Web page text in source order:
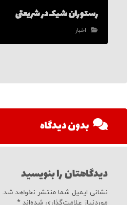
رستوران شیک در شریعتی
اخبار
بدون دیدگاه
دیدگاهتان را بنویسید
نشانی ایمیل شما منتشر نخواهد شد.
موردنیاز علامت‌گذاری شده‌اند*